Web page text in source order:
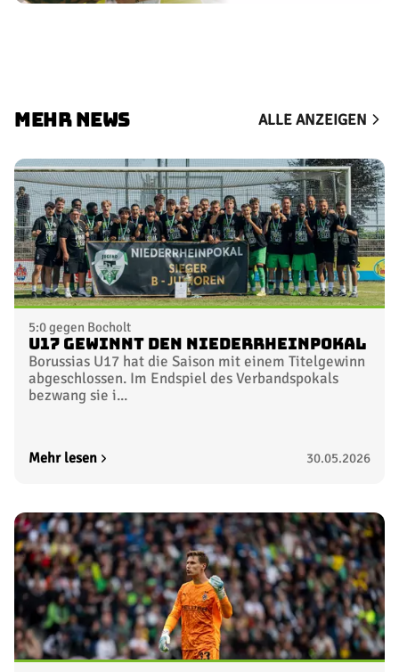
MEHR NEWS ALLE ANZEIGEN
5:0 gegen Bocholt
U17 gewinnt den Niederrheinpokal
Borussias U17 hat die Saison mit einem Titelgewinn
abgeschlossen. Im Endspiel des Verbandspokals
bezwang sie i...
Mehr lesen 30.05.2026